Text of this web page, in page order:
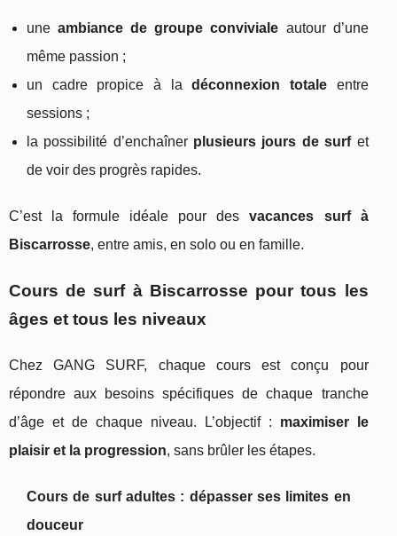
uneambiance de groupe conviviale autour d’une
même passion ;
un cadre propice à ladéconnexion totaleentre
sessions ;
la possibilité d’enchaîner plusieurs jours de surfet
de voir des progrès rapides.
C’est la formule idéale pour desvacances surf à
Biscarrosse, entre amis, en solo ou en famille.
Cours de surf à Biscarrosse pour tous les
âges et tous les niveaux
Chez GANG SURF, chaque cours est conçu pour
répondre aux besoins spécifiques de chaque tranche
d’âge et de chaque niveau. L’objectif : maximiser le
plaisir et la progression, sans brûler les étapes.
Cours de surf adultes : dépasser ses limites en
douceur